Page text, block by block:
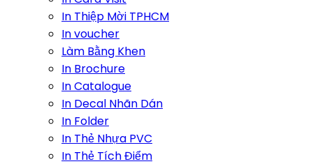
In Thiệp Mời TPHCM
In voucher
Làm Bằng Khen
In Brochure
In Catalogue
In Decal Nhãn Dán
In Folder
In Thẻ Nhựa PVC
In Thẻ Tích Điểm